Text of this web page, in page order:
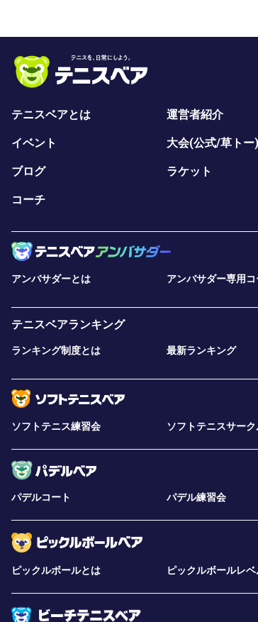
テニスベアとは 運営者紹介
イベント 大会(公式/草トー)
ブログ ラケット
コーチ
アンバサダーとは アンバサダー専用コ
テニスベアランキング
ランキング制度とは 最新ランキング
ソフトテニス練習会 ソフトテニスサーク
パデルコート パデル練習会
ピックルボールとは ピックルボールレベ